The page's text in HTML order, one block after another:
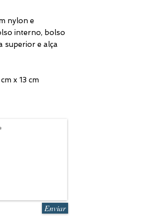
nylon e
interno, bolso
superior e alça
x 13 cm
Enviar